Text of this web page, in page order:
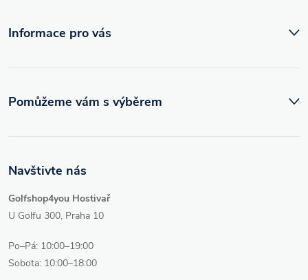
Informace pro vás
Navštivte nás
Golfshop4you Hostivař
U Golfu 300, Praha 10
Po–Pá: 10:00–19:00
Sobota: 10:00–18:00
Pomůžeme vám s výběrem